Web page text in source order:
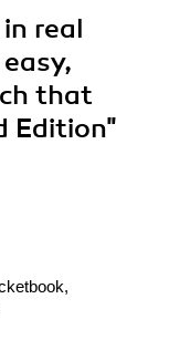
real
that
Edition"